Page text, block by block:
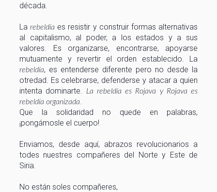
década.
Larebeldía es resistir y construir formas alternativas
al capitalismo, al poder, a los estados y a sus
valores. Es organizarse, encontrarse, apoyarse
mutuamente y revertir el orden establecido. La
rebeldía, es entenderse diferente pero no desde la
otredad. Es celebrarse, defenderse y atacar a quien
intenta dominarte. La rebeldía es Rojava y Rojava es
rebeldía organizada.
Que la solidaridad no quede en palabras,
¡pongámosle el cuerpo!
Enviamos, desde aquí, abrazos revolucionarios a
todes nuestres compañeres del Norte y Este de
Siria.
No están soles compañeres,